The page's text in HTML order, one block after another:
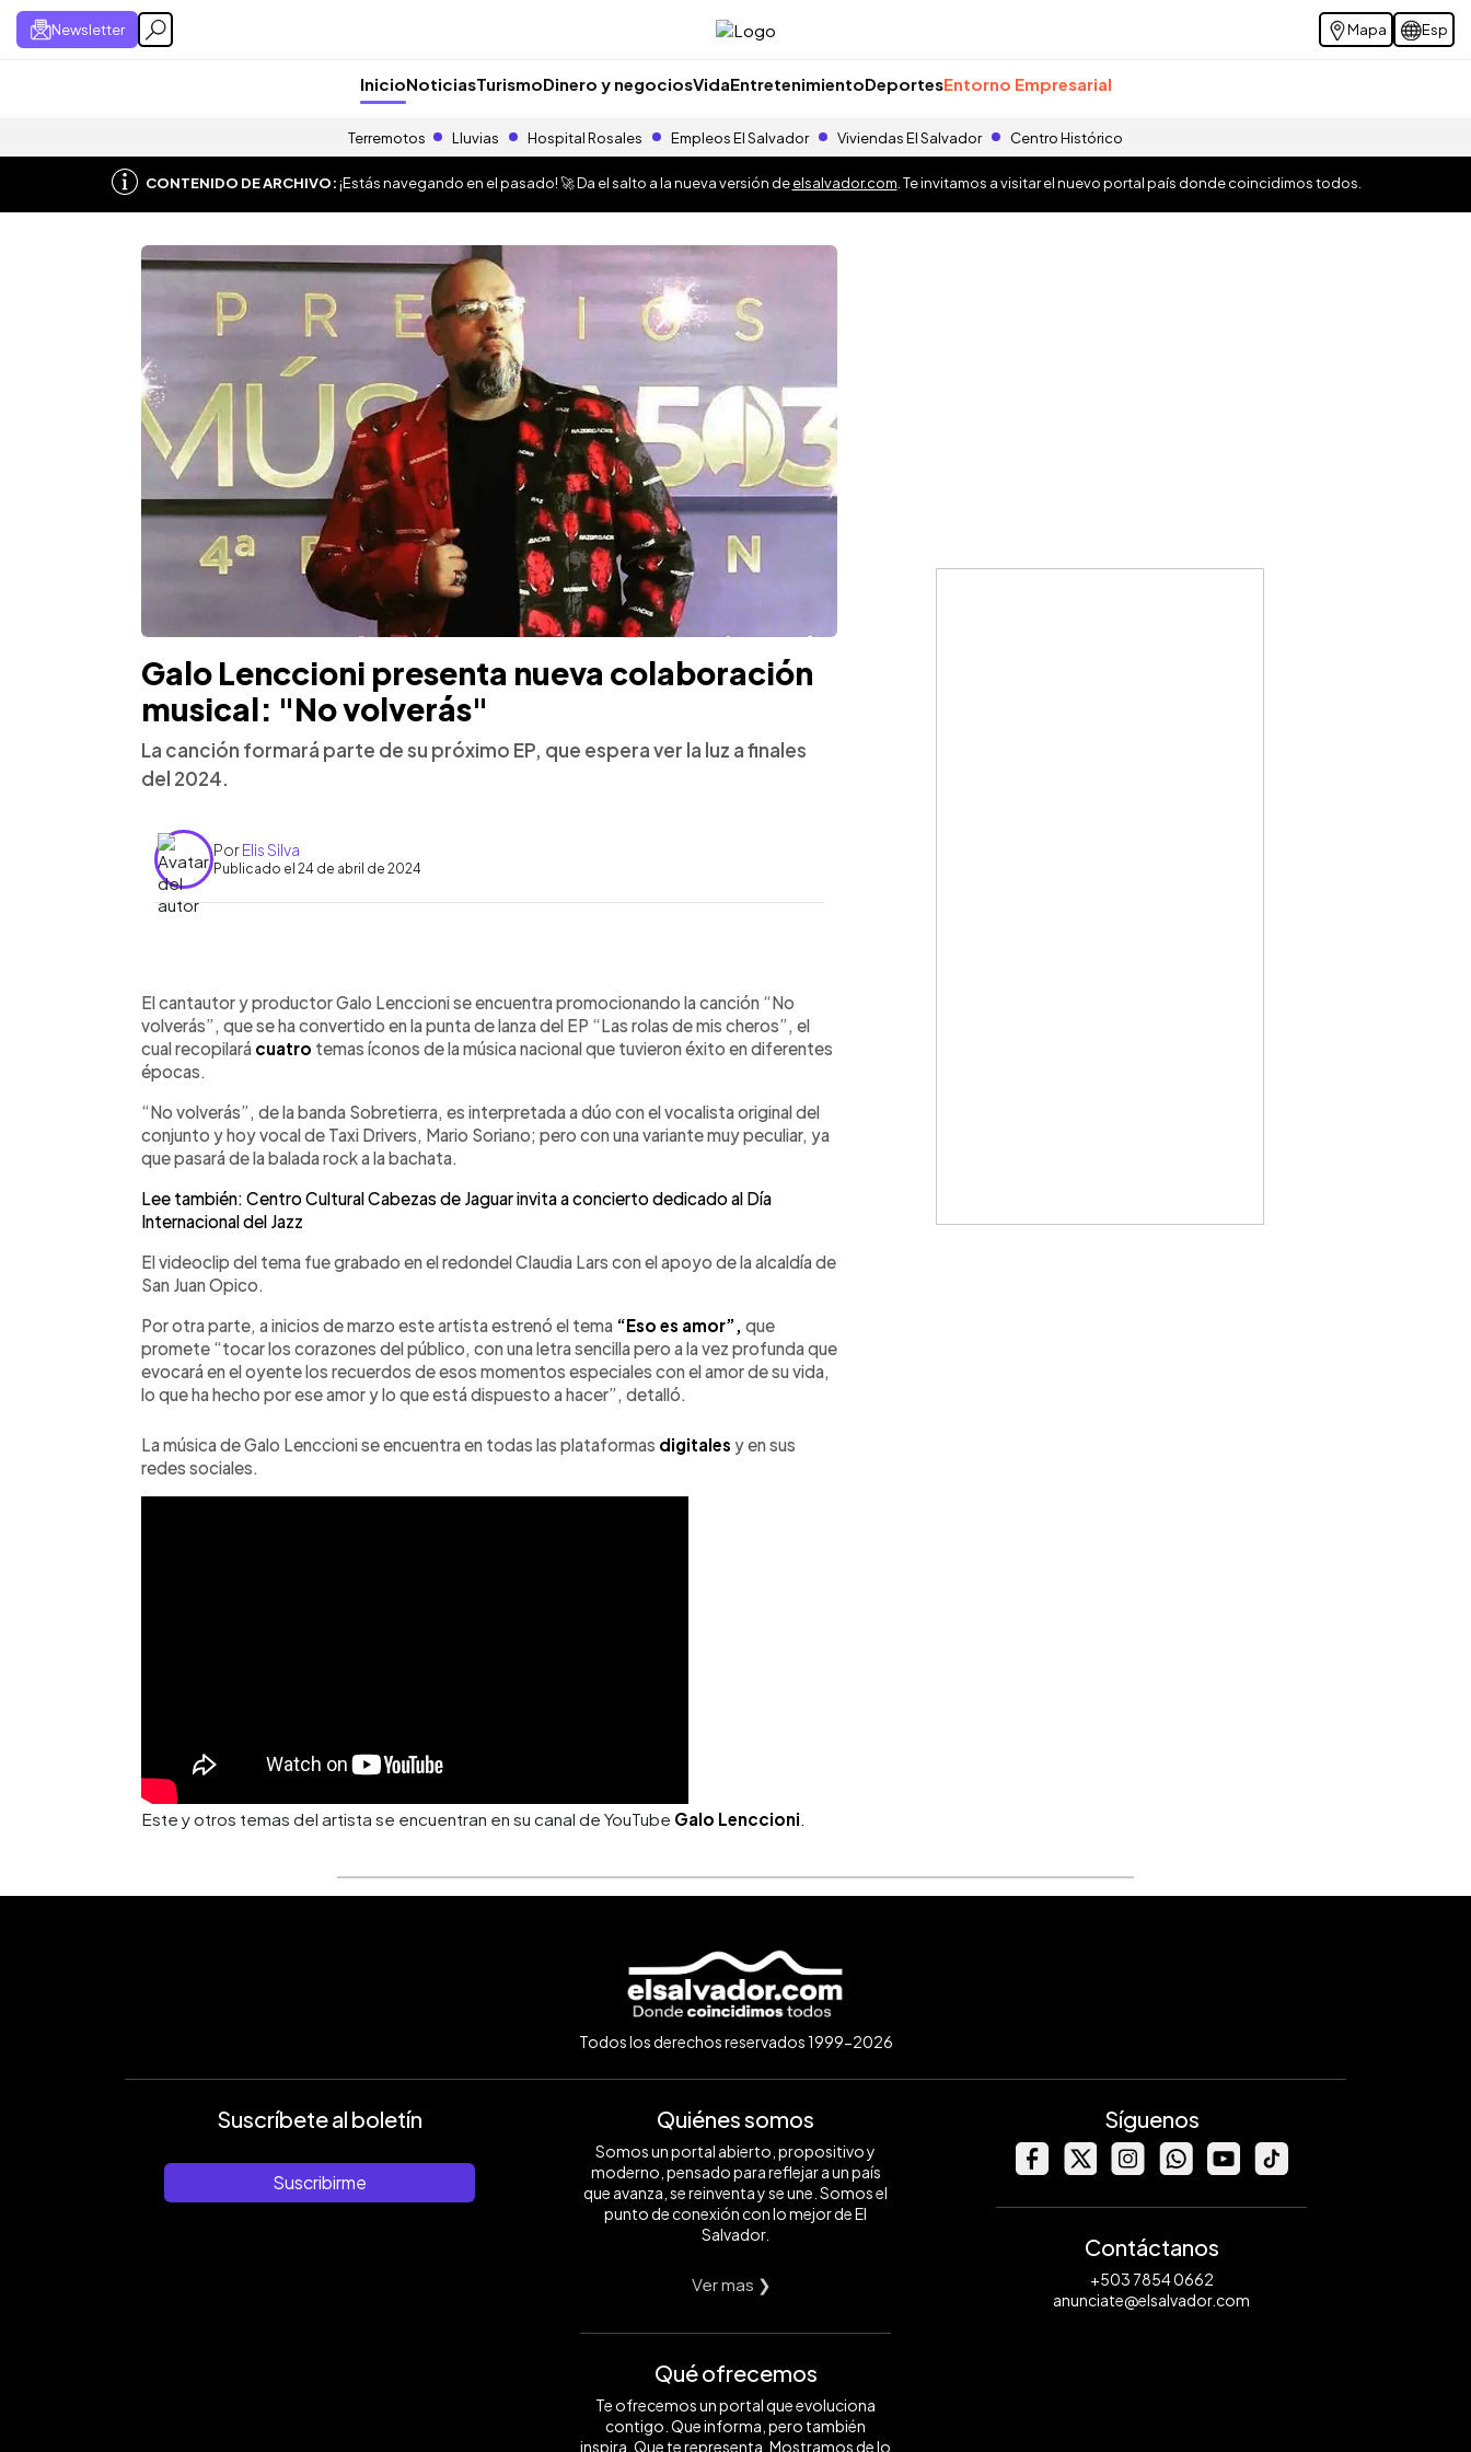
Newsletter Mapa Esp
InicioNoticiasTurismoDinero y negociosVidaEntretenimientoDeportesEntorno Empresarial
Terremotos Lluvias Hospital Rosales Empleos El Salvador Viviendas El Salvador Centro Histórico
CONTENIDO DE ARCHIVO:¡Estás navegando en el pasado! 🚀 Da el salto a la nueva versión deelsalvador.com . Te invitamos a visitar el nuevo portal país donde coincidimos todos.
Galo Lenccioni presenta nueva colaboración
musical: "No volverás"
La canción formará parte de su próximo EP, que espera ver la luz a finales
del 2024.
PorElis Silva
Publicado el 24 de abril de 2024
► Escuchar artículo
El cantautor y productor Galo Lenccioni se encuentra promocionando la canción “No
volverás”, que se ha convertido en la punta de lanza del EP “Las rolas de mis cheros”, el
cual recopilará cuatro temas íconos de la música nacional que tuvieron éxito en diferentes
épocas.
“No volverás”, de la banda Sobretierra, es interpretada a dúo con el vocalista original del
conjunto y hoy vocal de Taxi Drivers, Mario Soriano; pero con una variante muy peculiar, ya
que pasará de la balada rock a la bachata.
Lee también: Centro Cultural Cabezas de Jaguar invita a concierto dedicado al Día
Internacional del Jazz
El videoclip del tema fue grabado en el redondel Claudia Lars con el apoyo de la alcaldía de
San Juan Opico.
Por otra parte, a inicios de marzo este artista estrenó el tema “Eso es amor”, que
promete “tocar los corazones del público, con una letra sencilla pero a la vez profunda que
evocará en el oyente los recuerdos de esos momentos especiales con el amor de su vida,
lo que ha hecho por ese amor y lo que está dispuesto a hacer”, detalló.
La música de Galo Lenccioni se encuentra en todas las plataformas digitales y en sus
redes sociales.
Este y otros temas del artista se encuentran en su canal de YouTube Galo Lenccioni
Todos los derechos reservados 1999-2026
Suscríbete al boletín
Suscribirme
Quiénes somos
Somos un portal abierto, propositivo y
moderno, pensado para reflejar a un país
que avanza, se reinventa y se une. Somos el
punto de conexión con lo mejor de El
Salvador.
Ver mas ❯
Qué ofrecemos
Te ofrecemos un portal que evoluciona
contigo. Que informa, pero también
inspira. Que te representa. Mostramos de lo
Síguenos
Contáctanos
+503 7854 0662
anunciate@elsalvador.com